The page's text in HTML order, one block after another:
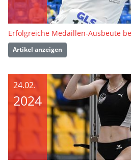
Artikel anzeigen
24.02.
2024